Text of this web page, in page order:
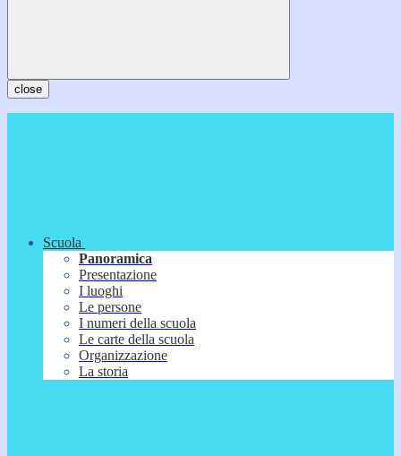
close
Scuola
Panoramica
Presentazione
I luoghi
Le persone
I numeri della scuola
Le carte della scuola
Organizzazione
La storia